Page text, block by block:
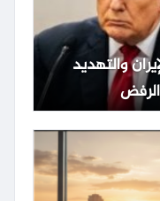
والتهديد